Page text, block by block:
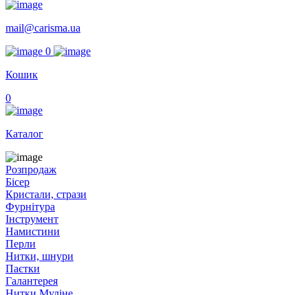
mail@carisma.ua
0
Кошик
0
Каталог
Розпродаж
Бісер
Кристали, стрази
Фурнітура
Інструмент
Намистини
Перли
Нитки, шнури
Паєтки
Галантерея